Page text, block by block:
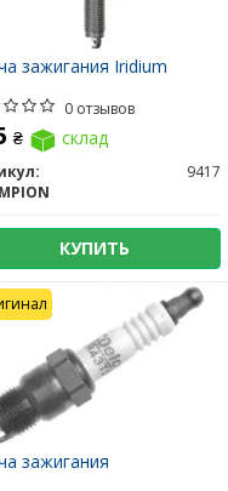
зажигания Iridium
0 отзывов
₴ склад
9417
КУПИТЬ
зажигания